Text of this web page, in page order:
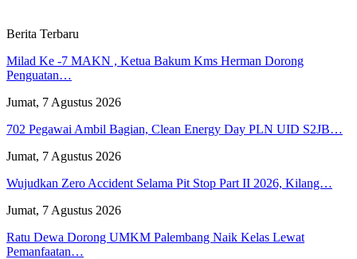
Berita Terbaru
Milad Ke -7 MAKN , Ketua Bakum Kms Herman Dorong
Penguatan…
Jumat, 7 Agustus 2026
702 Pegawai Ambil Bagian, Clean Energy Day PLN UID S2JB…
Jumat, 7 Agustus 2026
Wujudkan Zero Accident Selama Pit Stop Part II 2026, Kilang…
Jumat, 7 Agustus 2026
Ratu Dewa Dorong UMKM Palembang Naik Kelas Lewat
Pemanfaatan…